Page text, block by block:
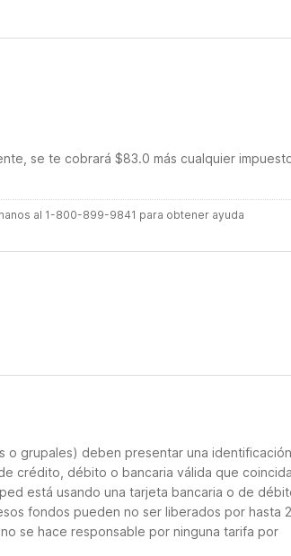
se te cobrará $83.0 más cualquier
al 1-800-899-9841 para obtener ayuda
o grupales) deben presentar una identificación
crédito, débito o bancaria válida que
está usando una tarjeta bancaria o de
fondos pueden no ser liberados por hasta 2
se hace responsable por ninguna tarifa por